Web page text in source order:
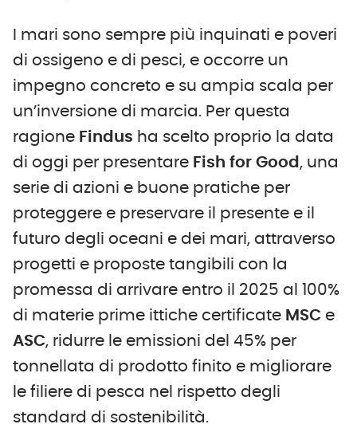
I mari sono sempre più inquinati e poveri
di ossigeno e di pesci, e occorre un
impegno concreto e su ampia scala per
un’inversione di marcia. Per questa
ragione Findus ha scelto proprio la data
di oggi per presentare Fish for Good , una
serie di azioni e buone pratiche per
proteggere e preservare il presente e il
futuro degli oceani e dei mari, attraverso
progetti e proposte tangibili con la
promessa di arrivare entro il 2025 al 100%
di materie prime ittiche certificate MSC e
ASC, ridurre le emissioni del 45% per
tonnellata di prodotto finito e migliorare
le filiere di pesca nel rispetto degli
standard di sostenibilità.